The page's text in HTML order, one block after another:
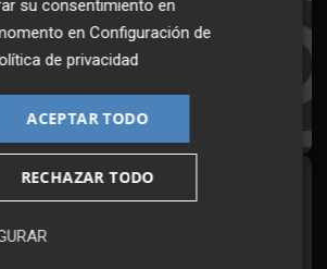
al Boletín
a primera hora en tu email
en redes
desde cualquier medio
su consentimiento en
enConfiguración de
de privacidad
ACEPTAR TODO
RECHAZAR TODO